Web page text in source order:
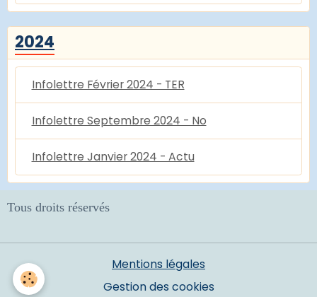
2024
Infolettre Février 2024 - TER
Infolettre Septembre 2024 - No
Infolettre Janvier 2024 - Actu
Tous droits réservés
Mentions légales
Gestion des cookies